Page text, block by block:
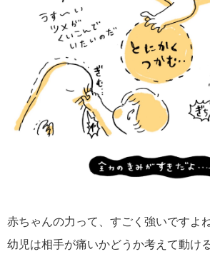
赤ちゃんの力って、すごく強いですよね
幼児は相手が痛いかどうか考えて動け